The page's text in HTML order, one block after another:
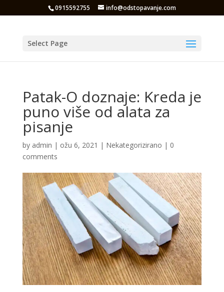
0915592755 info@odstopavanje.com
Select Page
Patak-O doznaje: Kreda je
puno više od alata za
pisanje
by admin | ožu 6, 2021 | Nekategorizirano | 0
comments